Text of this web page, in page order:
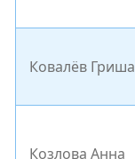
Ковалёв Гриша
Козлова Анна